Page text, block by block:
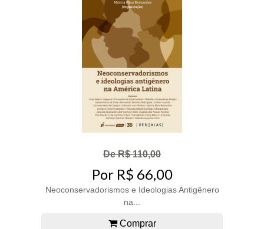
De R$ 110,00
Por R$ 66,00
Neoconservadorismos e Ideologias Antigênero
na...
Comprar